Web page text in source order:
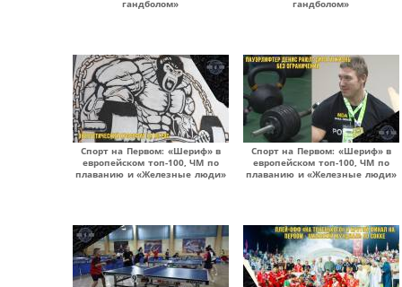
гандболом»
гандболом»
Спорт на Первом: «Шериф» в
европейском топ-100, ЧМ по
плаванию и «Железные люди»
Спорт на Первом: «Шериф» в
европейском топ-100, ЧМ по
плаванию и «Железные люди»